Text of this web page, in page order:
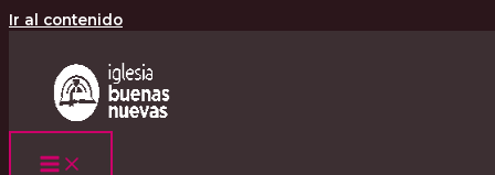
Ir al contenido